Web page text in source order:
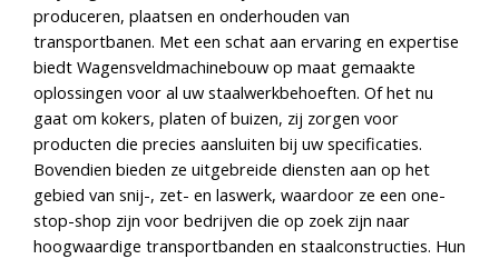
produceren, plaatsen en onderhouden van
transportbanen. Met een schat aan ervaring en expertise
biedt Wagensveldmachinebouw op maat gemaakte
oplossingen voor al uw staalwerkbehoeften. Of het nu
gaat om kokers, platen of buizen, zij zorgen voor
producten die precies aansluiten bij uw specificaties.
Bovendien bieden ze uitgebreide diensten aan op het
gebied van snij-, zet- en laswerk, waardoor ze een one-
stop-shop zijn voor bedrijven die op zoek zijn naar
hoogwaardige transportbanden en staalconstructies. Hun